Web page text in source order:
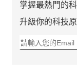
掌握最熱門的
升級你的科技原